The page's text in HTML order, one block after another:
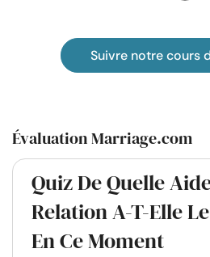
Suivre notre cours
Évaluation Marriage.com
Quiz De Quelle
Relation A-T-Elle
En Ce Moment